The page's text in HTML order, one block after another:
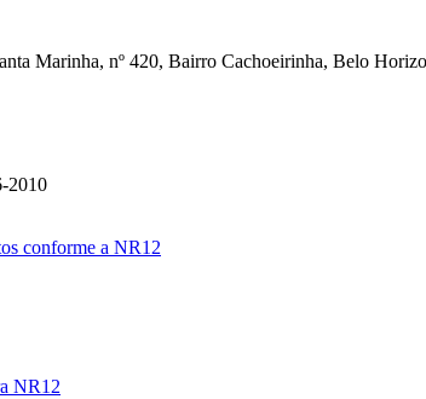
Marinha, nº 420, Bairro Cachoeirinha, Belo
2010
conforme a NR12
NR12